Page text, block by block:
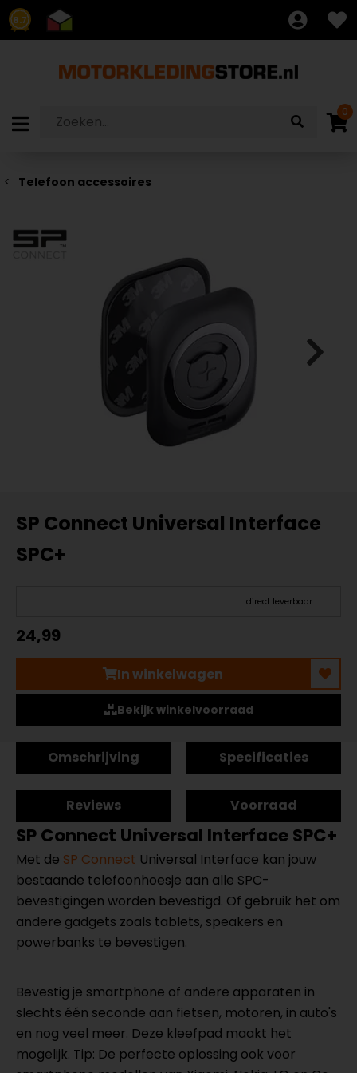
8.7
0
Telefoon accessoires
SP Connect Universal Interface
SPC+
direct leverbaar
24,99
In winkelwagen
Bekijk winkelvoorraad
Omschrijving Specificaties
Reviews Voorraad
SP Connect Universal Interface SPC+
Met de SP Connect Universal Interface kan jouw
bestaande telefoonhoesje aan alle SPC-
bevestigingen worden bevestigd. Of gebruik het om
andere gadgets zoals tablets, speakers en
powerbanks te bevestigen.
Bevestig je smartphone of andere apparaten in
slechts één seconde aan fietsen, motoren, in auto's
en nog veel meer. Deze kleefpad maakt het
mogelijk. Tip: De perfecte oplossing ook voor